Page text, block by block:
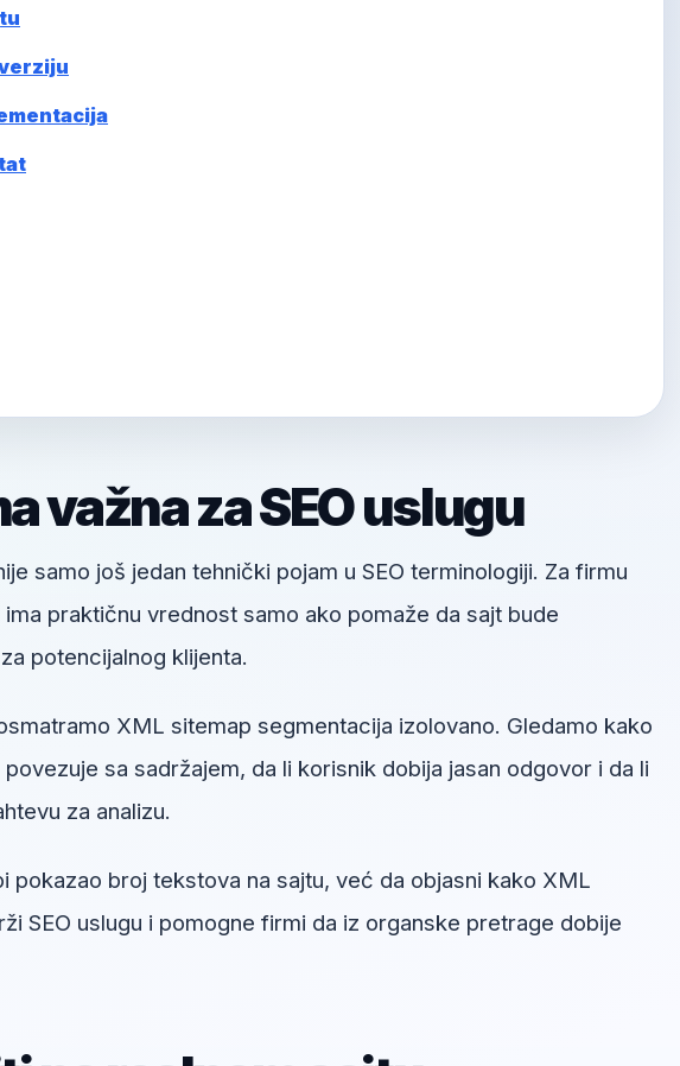
važna za SEO uslugu
samo još jedan tehnički pojam u SEO terminologiji. Za firmu
praktičnu vrednost samo ako pomaže da sajt bude
potencijalnog klijenta.
XML sitemap segmentacija izolovano. Gledamo kako
sa sadržajem, da li korisnik dobija jasan odgovor i da li
za analizu.
pokazao broj tekstova na sajtu, već da objasni kako XML
SEO uslugu i pomogne firmi da iz organske pretrage dobije